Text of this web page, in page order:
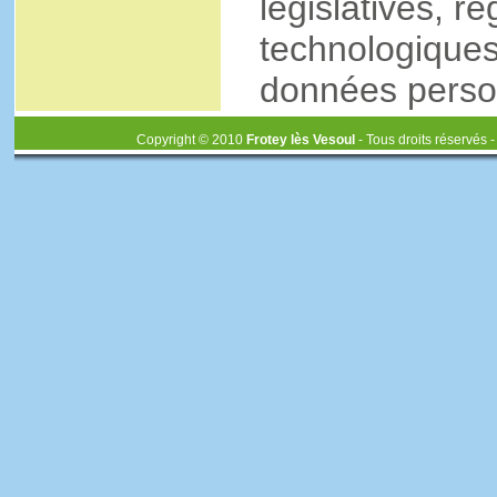
données
Copyright © 2010 Frotey lès Vesoul - Tous droits réservés